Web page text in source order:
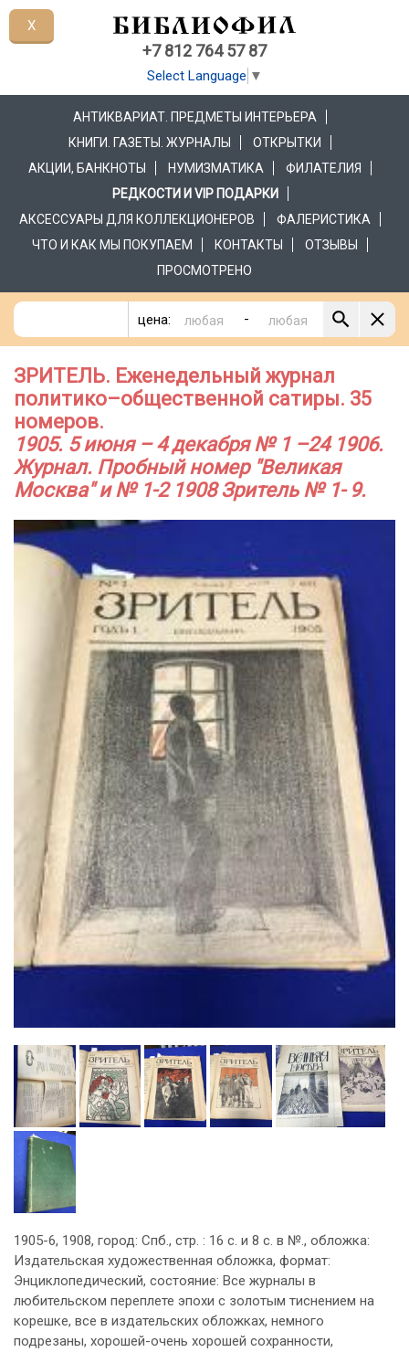
+7 812 764 57 87
Select Language ▼
АНТИКВАРИАТ. ПРЕДМЕТЫ ИНТЕРЬЕРА
КНИГИ. ГАЗЕТЫ. ЖУРНАЛЫ
ОТКРЫТКИ
АКЦИИ, БАНКНОТЫ
НУМИЗМАТИКА
ФИЛАТЕЛИЯ
РЕДКОСТИ И VIP ПОДАРКИ
АКСЕССУАРЫ ДЛЯ КОЛЛЕКЦИОНЕРОВ
ФАЛЕРИСТИКА
ЧТО И КАК МЫ ПОКУПАЕМ
КОНТАКТЫ
ОТЗЫВЫ
ПРОСМОТРЕНО
цена: -
ЗРИТЕЛЬ. Еженедельный журнал
политико–общественной сатиры. 35
номеров.
1905. 5 июня – 4 декабря № 1 –24 1906.
Журнал. Пробный номер "Великая
Москва" и № 1-2 1908 Зритель № 1- 9.
1905-6, 1908, город: Спб., стр. : 16 с. и 8 с. в №., обложка:
Издательская художественная обложка, формат:
Энциклопедический, состояние: Все журналы в
любительском переплете эпохи с золотым тиснением на
корешке, все в издательских обложках, немного
подрезаны, хорошей-очень хорошей сохранности,
X